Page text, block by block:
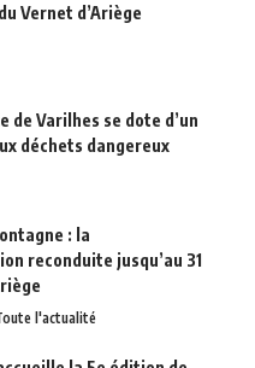
Vernet d’Ariège
de Varilhes se dote d’un
déchets dangereux
: la
reconduite jusqu’au 31
l'actualité